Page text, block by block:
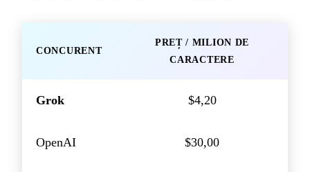
CONCURENT
PREȚ / MILION DE
CARACTERE
Grok $4,20
OpenAI $30,00